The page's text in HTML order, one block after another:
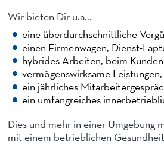
Wir bieten Dir u.a...
eine überdurchschnittliche
einen Firmenwagen, Dienst-
hybrides Arbeiten, beim
vermögenswirksame Leistungen,
ein jährliches
ein umfangreiches
Dies und mehr in einer Umgebung
mit einem betrieblichen